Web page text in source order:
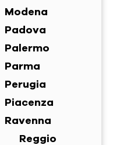
Modena
Padova
Palermo
Parma
Perugia
Piacenza
Ravenna
Reggio